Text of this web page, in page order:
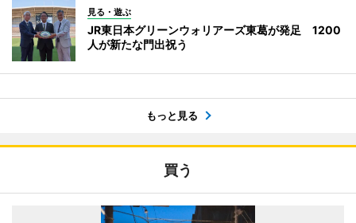
見る・遊ぶ
JR東日本グリーンウォリアーズ東葛が発足 1200
人が新たな門出祝う
もっと見る
買う